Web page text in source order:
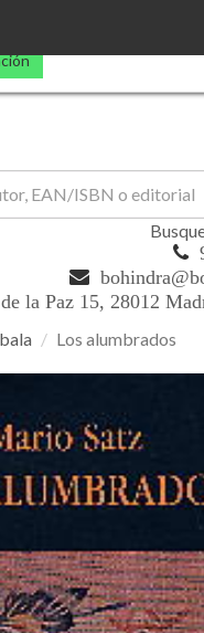
y de terceros para mejorar
la Paz 15, 28012
Los alumbrados